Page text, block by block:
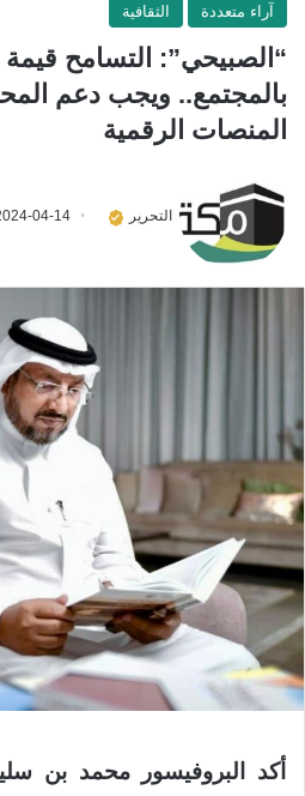
آراء متعددة الثقافية
“الصبيحي”: التسامح قيمة
بالمجتمع.. ويجب دعم
المنصات الرقمية
التحرير 04-14
أكد البروفيسور محمد بن